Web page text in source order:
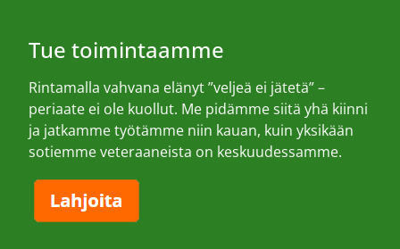
Tue toimintaamme
Rintamalla vahvana elänyt ”veljeä ei jätetä” –
periaate ei ole kuollut. Me pidämme siitä yhä kiinni
ja jatkamme työtämme niin kauan, kuin yksikään
sotiemme veteraaneista on keskuudessamme.